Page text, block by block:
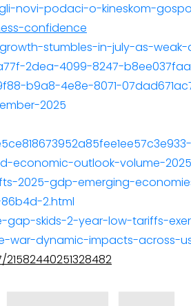
novi-podaci-o-kineskom-
confidence
stumbles-in-july-as-
2dea-4099-8247-
b9a8-4e8e-8071-
2025
outlook-volume-
2025-gdp-emerging-
2.html
skids-2-year-low-tariffs-
war-dynamic-impacts-across-